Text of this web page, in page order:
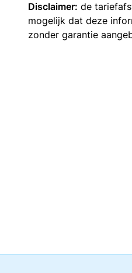
Disclaimer: de
mogelijk dat deze
zonder garantie